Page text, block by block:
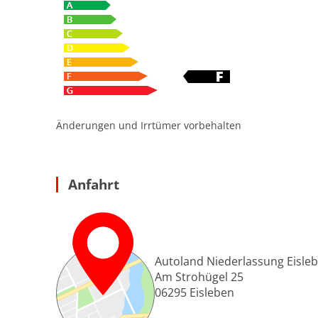
Änderungen und Irrtümer vorbehalten
Anfahrt
Autoland Niederlassung
Am Strohügel 25
06295 Eisleben